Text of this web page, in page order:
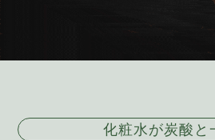
化粧水が炭酸と